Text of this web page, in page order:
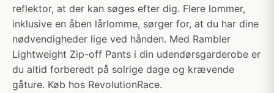
reflektor, at der kan søges efter dig. Flere lommer,
inklusive en åben lårlomme, sørger for, at du har dine
nødvendigheder lige ved hånden. Med Rambler
Lightweight Zip-off Pants i din udendørsgarderobe er
du altid forberedt på solrige dage og krævende
gåture. Køb hos RevolutionRace.